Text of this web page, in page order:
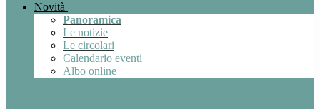
Novità
Panoramica
Le notizie
Le circolari
Calendario eventi
Albo online